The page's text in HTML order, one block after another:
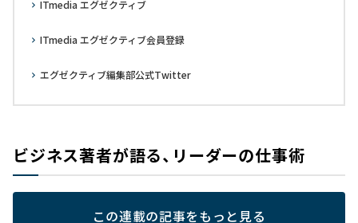
ITmedia エグゼクティブ
ITmedia エグゼクティブ会員登録
エグゼクティブ編集部公式Twitter
ビジネス著者が語る、リーダーの仕事術
この連載の記事をもっと見る